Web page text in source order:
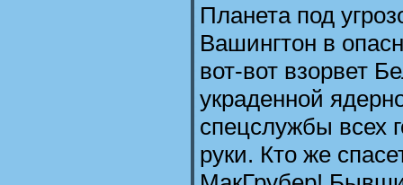
Планета под
Вашингтон в
вот-вот взорвет
украденной
спецслужбы всех
руки. Кто же